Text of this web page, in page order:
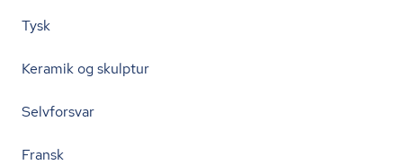
Tysk
Keramik og skulptur
Selvforsvar
Fransk